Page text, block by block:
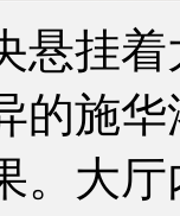
挂着
的施
。大